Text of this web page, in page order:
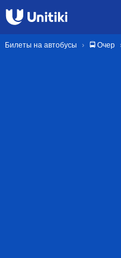
Билеты на автобусы 🚍 Очер